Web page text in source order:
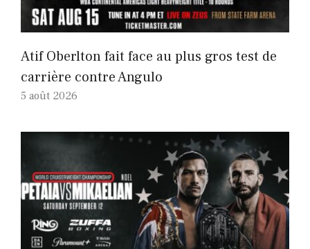
Atif Oberlton fait face au plus gros test de
carrière contre Angulo
5 août 2026